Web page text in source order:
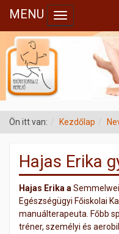
MENU Toggle
Ön itt van: Kezdőlap
Hajas Erika
Hajas Erika a
Egészségügyi Főiskolai
manuálterapeuta. Főbb
tréner, személyi és